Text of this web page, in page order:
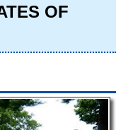
OF